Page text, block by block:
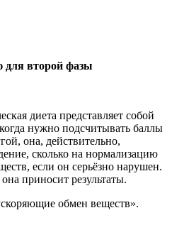
для второй фазы
диета представляет собой
нужно подсчитывать баллы
она, действительно,
сколько на нормализацию
если он серьёзно нарушен.
приносит результаты.
обмен веществ».